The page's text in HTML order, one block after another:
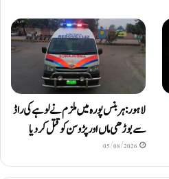
لاہور: ہربنس پورہ میں ملزم نے لوہے کی راڈ
سے بوڑھی ماں اور پڑوسن کو قتل کر دیا
05/08/2026